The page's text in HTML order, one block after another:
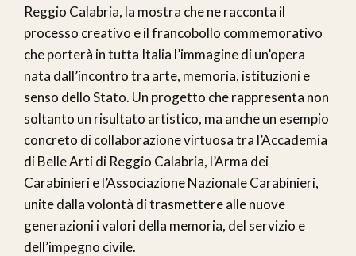
Reggio Calabria, la mostra che ne racconta il
processo creativo e il francobollo commemorativo
che porterà in tutta Italia l’immagine di un’opera
nata dall’incontro tra arte, memoria, istituzioni e
senso dello Stato. Un progetto che rappresenta non
soltanto un risultato artistico, ma anche un esempio
concreto di collaborazione virtuosa tra l’Accademia
di Belle Arti di Reggio Calabria, l’Arma dei
Carabinieri e l’Associazione Nazionale Carabinieri,
unite dalla volontà di trasmettere alle nuove
generazioni i valori della memoria, del servizio e
dell’impegno civile.